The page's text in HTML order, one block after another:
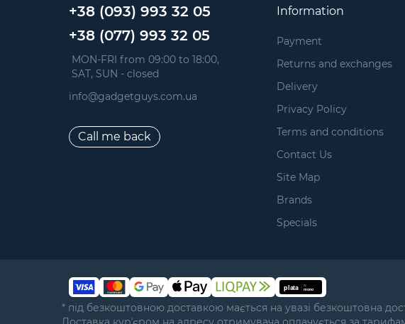
+38 (093) 993 32 05
+38 (077) 993 32 05
MON-FRI from 09:00 to 18:00,
SAT, SUN - closed
info@gadgetguys.com.ua
Call me back
Information
Payment
Returns and exchanges
Delivery
Privacy Policy
Terms and conditions
Contact Us
Site Map
Brands
Specials
* під безкоштовною доставкою мається на увазі безкоштовна